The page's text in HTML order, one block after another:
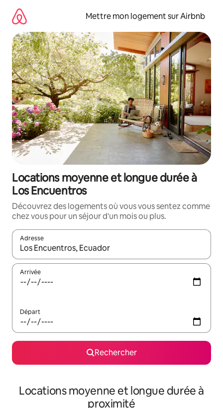
directement
contenu
Mettre mon logement sur Airbnb
Locations moyenne et longue durée à
Los Encuentros
Découvrez des logements où vous vous sentez comme
chez vous pour un séjour d'un mois ou plus.
Adresse
Lorsque les résultats s'affichent, utilisez les flèches vers le
Arrivée
Départ
Rechercher
Locations moyenne et longue durée à
proximité